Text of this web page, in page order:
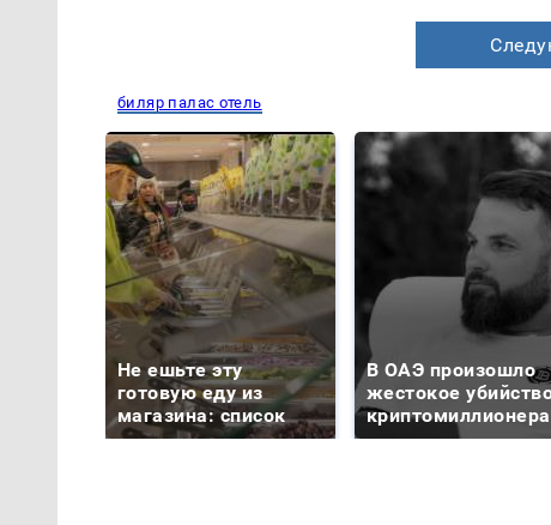
биляр палас отель
Не ешьте эту
готовую еду из
магазина: список
В ОАЭ произошло
жестокое
криптомиллионера